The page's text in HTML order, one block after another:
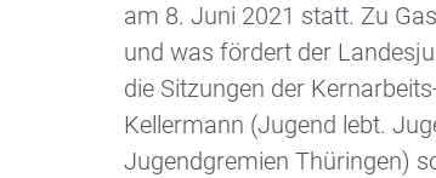
am 8. Juni 2021 statt. Zu
und was fördert der
die Sitzungen der
Kellermann (Jugend lebt.
Jugendgremien Thüringen)